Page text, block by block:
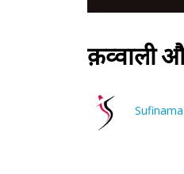
क़व्वाली